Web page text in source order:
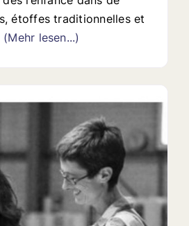
étoffes traditionnelles et
(Mehr lesen...)